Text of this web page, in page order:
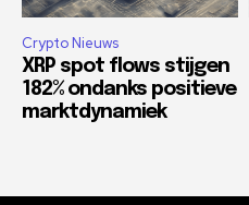
Crypto Nieuws
XRP spot flows stijgen
182% ondanks positieve
marktdynamiek